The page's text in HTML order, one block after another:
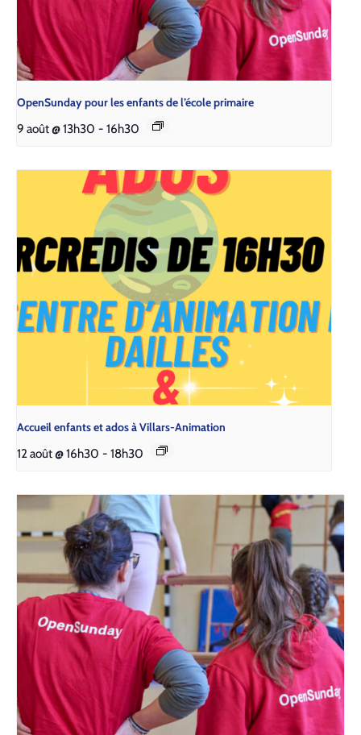
Open­Sun­day pour les enfants de l’é­cole pri­maire
9 août @ 13h30 - 16h30
Accueil enfants et ados à Villars-Animation
12 août @ 16h30 - 18h30